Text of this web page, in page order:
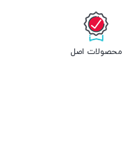
محصولات اصل